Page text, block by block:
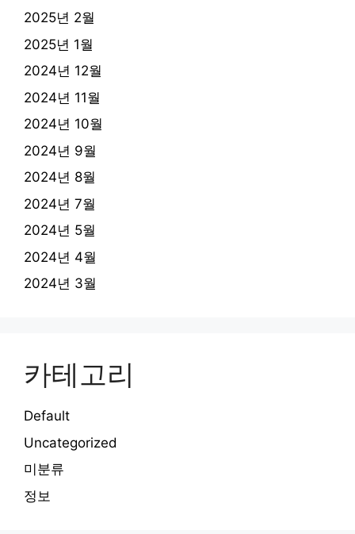
2025년 2월
2025년 1월
2024년 12월
2024년 11월
2024년 10월
2024년 9월
2024년 8월
2024년 7월
2024년 5월
2024년 4월
2024년 3월
카테고리
Default
Uncategorized
미분류
정보